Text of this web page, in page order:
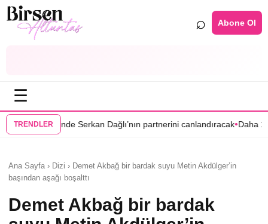
⌕ Abone Ol
☰
TRENDLER
Dağlı’nın partnerini canlandıracak•Daha 17’ye Emir Sarıhan
Ana Sayfa › Dizi › Demet Akbağ bir bardak suyu Metin Akdülger’in
başından aşağı boşalttı
Demet Akbağ bir bardak